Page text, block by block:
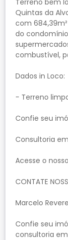
Terreno bem
Quintas da
com
do
combustível,
Dados in Loco:
- Terreno
Confie seu
Consultoria
Acesse o
CONTATE
Marcelo
Confie seu
consultoria